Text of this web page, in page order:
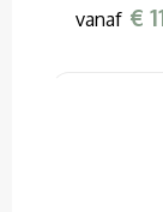
vanaf €